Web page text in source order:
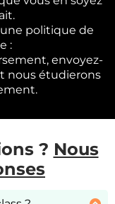
politique de
:
envoyez-
nous étudierons
? Nous